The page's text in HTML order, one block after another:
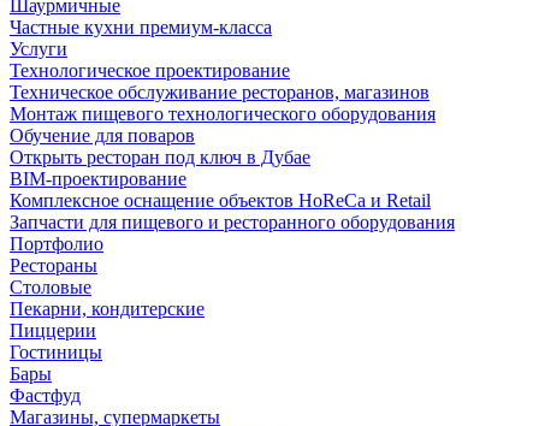
Шаурмичные
Частные кухни премиум-класса
Услуги
Технологическое проектирование
Техническое обслуживание ресторанов, магазинов
Монтаж пищевого технологического оборудования
Обучение для поваров
Открыть ресторан под ключ в Дубае
BIM-проектирование
Комплексное оснащение объектов HoReCa и Retail
Запчасти для пищевого и ресторанного оборудования
Портфолио
Рестораны
Столовые
Пекарни, кондитерские
Пиццерии
Гостиницы
Бары
Фастфуд
Магазины, супермаркеты